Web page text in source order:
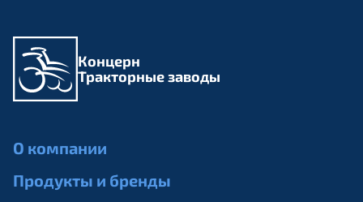
Концерн
Тракторные заводы
О компании
Продукты и бренды